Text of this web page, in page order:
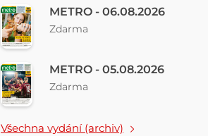
METRO - 06.08.2026
Zdarma
METRO - 05.08.2026
Zdarma
Všechna vydání (archiv)